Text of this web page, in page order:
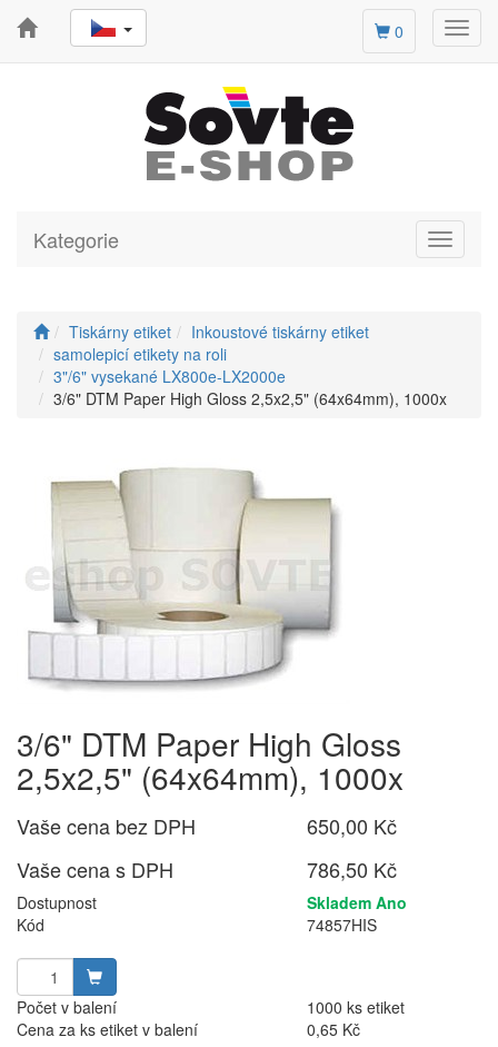
0
Toggle
Kategorie
Tiskárny etiket
Inkoustové tiskárny etiket
samolepicí etikety na roli
3"/6" vysekané LX800e-LX2000e
3/6" DTM Paper High Gloss 2,5x2,5" (64x64mm), 1000x
3/6" DTM Paper High Gloss
2,5x2,5" (64x64mm), 1000x
Vaše cena bez DPH
650,00 Kč
Vaše cena s DPH
786,50 Kč
Dostupnost
Skladem Ano
Kód
74857HIS
Počet v balení
1000 ks etiket
Cena za ks etiket v balení
0,65 Kč